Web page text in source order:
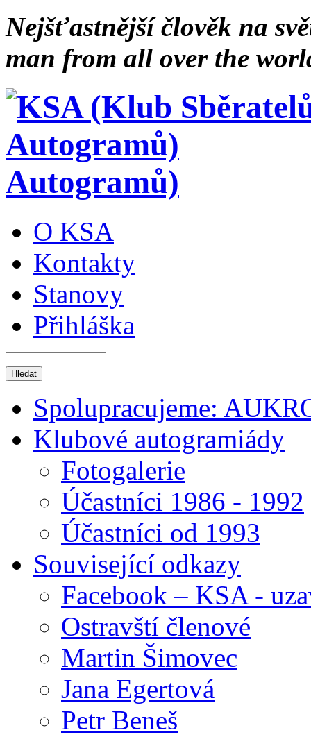
Nejšťastnější člověk na
man from all over the
Autogramů)
O KSA
Kontakty
Stanovy
Přihláška
Spolupracujeme:
Klubové autogramiády
Fotogalerie
Účastníci 1986 - 1992
Účastníci od 1993
Související odkazy
Facebook – KSA -
Ostravští členové
Martin Šimovec
Jana Egertová
Petr Beneš